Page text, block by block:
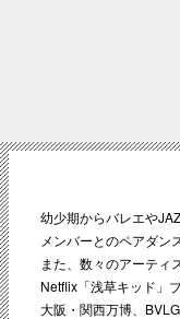
幼少期からバレエや
メンバーとのペアダン
また、数々のアーティ
Netflix「浅草キッド」
大阪・関西万博、